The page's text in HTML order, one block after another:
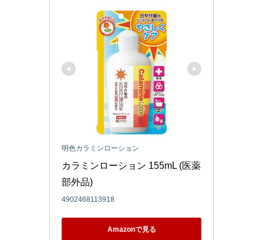
明色カラミンローション
カラミンローション 155mL (医薬
部外品)
4902468113918
Amazonで見る